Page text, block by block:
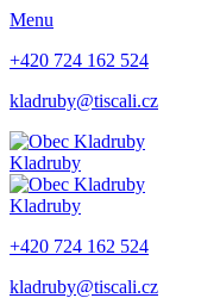
Menu
+420 724 162 524
kladruby@tiscali.cz
Kladruby
Kladruby
+420 724 162 524
kladruby@tiscali.cz